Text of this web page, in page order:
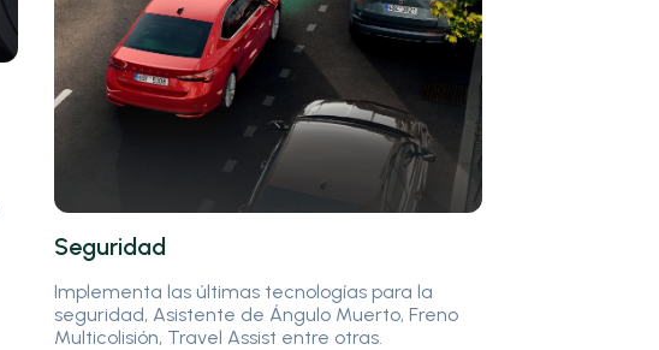
Seguridad
Implementa las últimas tecnologías para la
seguridad, Asistente de Ángulo Muerto, Freno
Multicolisión, Travel Assist entre otras.